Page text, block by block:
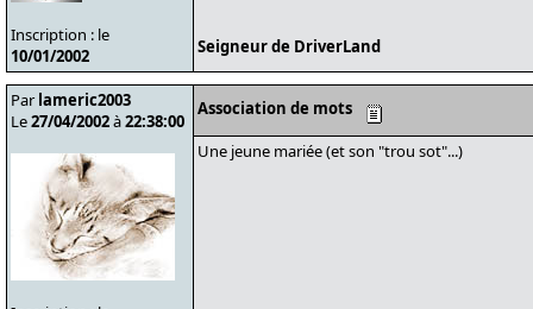
Inscription : le
10/01/2002
Seigneur de DriverLand
Par lameric2003
Le27/04/2002à22:38:00
Association de mots
Une jeune mariée (et son "trou sot"...)